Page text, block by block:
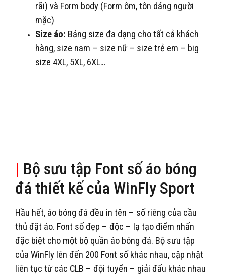
rãi) và Form body (Form ôm, tôn dáng người
mặc)
Size áo: Bảng size đa dạng cho tất cả khách
hàng, size nam – size nữ – size trẻ em – big
size 4XL, 5XL, 6XL…
| Bộ sưu tập Font số áo bóng
đá thiết kế của WinFly Sport
Hầu hết, áo bóng đá đều in tên – số riêng của cầu
thủ đặt áo. Font số đẹp – độc – lạ tạo điểm nhấn
đặc biệt cho một bộ quần áo bóng đá. Bộ sưu tập
của WinFly lên đến 200 Font số khác nhau, cập nhật
liên tục từ các CLB – đội tuyển – giải đấu khác nhau